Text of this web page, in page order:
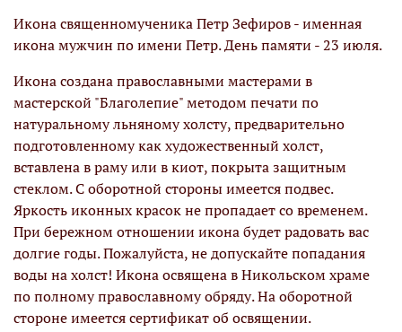
Икона священномученика Петр Зефиров - именная
икона мужчин по имени Петр. День памяти - 23 июля.
Икона создана православными мастерами в
мастерской "Благолепие" методом печати по
натуральному льняному холсту, предварительно
подготовленному как художественный холст,
вставлена в раму или в киот, покрыта защитным
стеклом. С оборотной стороны имеется подвес.
Яркость иконных красок не пропадает со временем.
При бережном отношении икона будет радовать вас
долгие годы. Пожалуйста, не допускайте попадания
воды на холст! Икона освящена в Никольском храме
по полному православному обряду. На оборотной
стороне имеется сертификат об освящении.